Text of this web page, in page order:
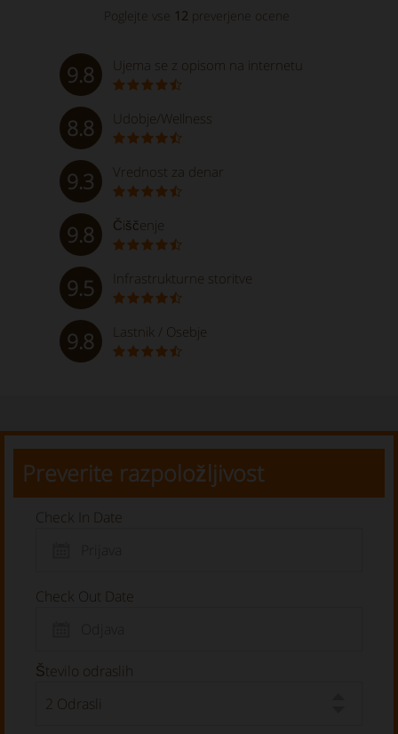
Poglejte vse 12 preverjene ocene
9.8 Ujema se z opisom na internetu
8.8 Udobje/Wellness
9.3 Vrednost za denar
9.8 Čiščenje
9.5 Infrastrukturne storitve
9.8 Lastnik / Osebje
Preverite razpoložljivost
Check In Date
Check Out Date
Število odraslih